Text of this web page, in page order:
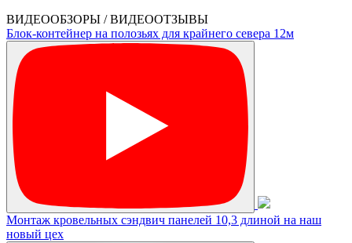
ВИДЕООБЗОРЫ / ВИДЕООТЗЫВЫ
Блок-контейнер на полозьях для крайнего севера 12м
Монтаж кровельных сэндвич панелей 10,3 длиной на наш
новый цех